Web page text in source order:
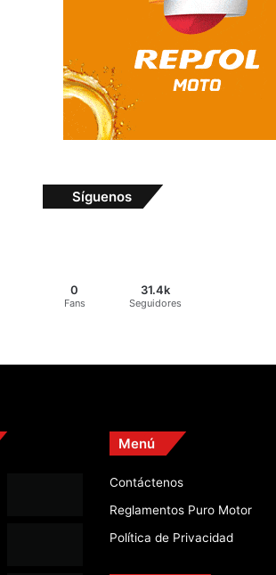
Síguenos
0
Fans
31.4k
Seguidores
Menú
Contáctenos
Reglamentos Puro Motor
Política de Privacidad